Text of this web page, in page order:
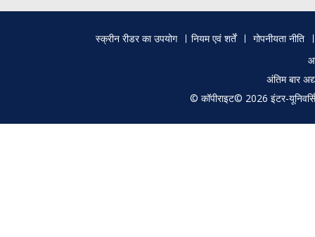
स्क्रीन रीडर का उपयोग नियम एवं शर्तें
गोपनीयता नीति
अंतिम बार
© कॉपीराइट© 2026 इंटर-